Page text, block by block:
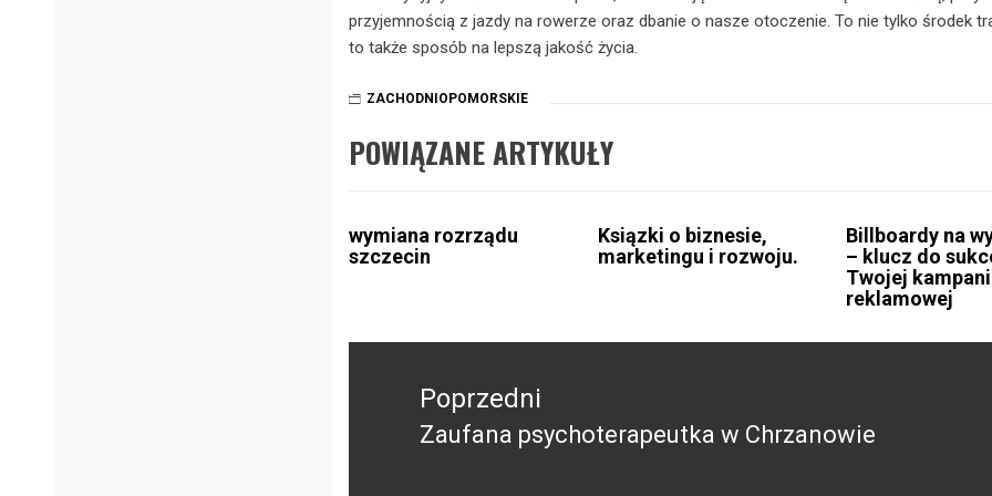
przyjemnością z jazdy na rowerze oraz dbanie o nasze otoczenie. To nie tylko środek
to także sposób na lepszą jakość życia.
ZACHODNIOPOMORSKIE
POWIĄZANE ARTYKUŁY
wymiana rozrządu
szczecin
Ksiązki o biznesie,
marketingu i rozwoju.
Billboardy na
– klucz do
Twojej
reklamowej
Nawigacja
Poprzedni
Poprzedni
Zaufana psychoterapeutka w Chrzanowie